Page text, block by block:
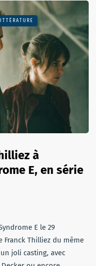
à
E, en série
E le 29
Franck Thilliez du même
joli casting, avec